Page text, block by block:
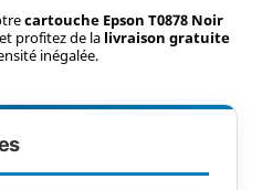
cartouche Epson T0878 Noir
et profitez de la livraison gratuite
inégalée.